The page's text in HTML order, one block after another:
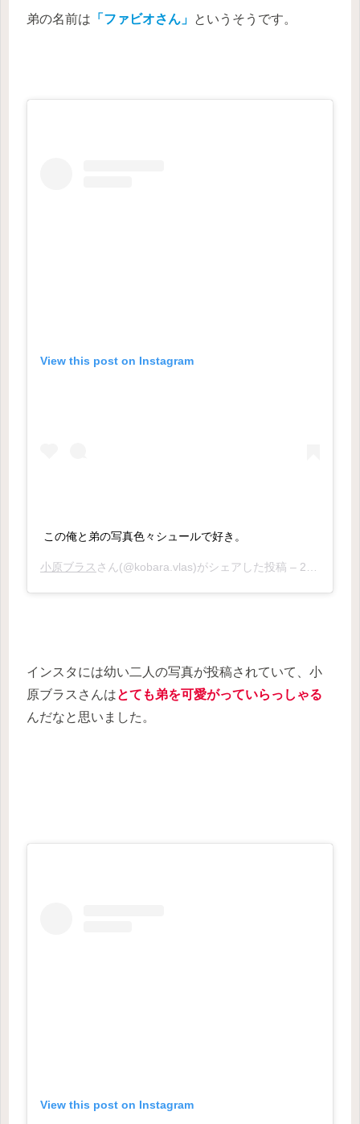
弟の名前は 「ファビオさん」 というそうです。
View this post on Instagram
この俺と弟の写真色々シュールで好き。
小原ブラス さん(@kobara.vlas)がシェアした投稿 – 2012年 3月月22日午前1時27分PDT
インスタには幼い二人の写真が投稿されていて、小
原ブラスさんはとても弟を可愛がっていらっしゃる
んだなと思いました。
View this post on Instagram